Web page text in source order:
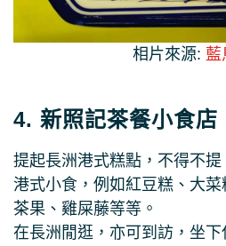
相片來源: 藍
4. 新照記茶餐小食店
提起長洲港式糕點，不得不
港式小食，例如紅豆糕、大菜
茶果、雞屎藤等等。
在長洲閒逛，亦可到訪，坐